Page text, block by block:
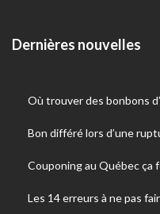
Dernières nouvelles
Où trouver des bonbons
Bon différé lors d’une
Couponing au Québec ça
Les 14 erreurs à ne pas